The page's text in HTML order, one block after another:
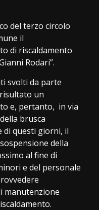
del terzo circolo
il
di riscaldamento
Rodari”.
svolti da parte
un
e, pertanto, in via
brusca
di questi giorni, il
della
al fine di
e del personale
manutenzione